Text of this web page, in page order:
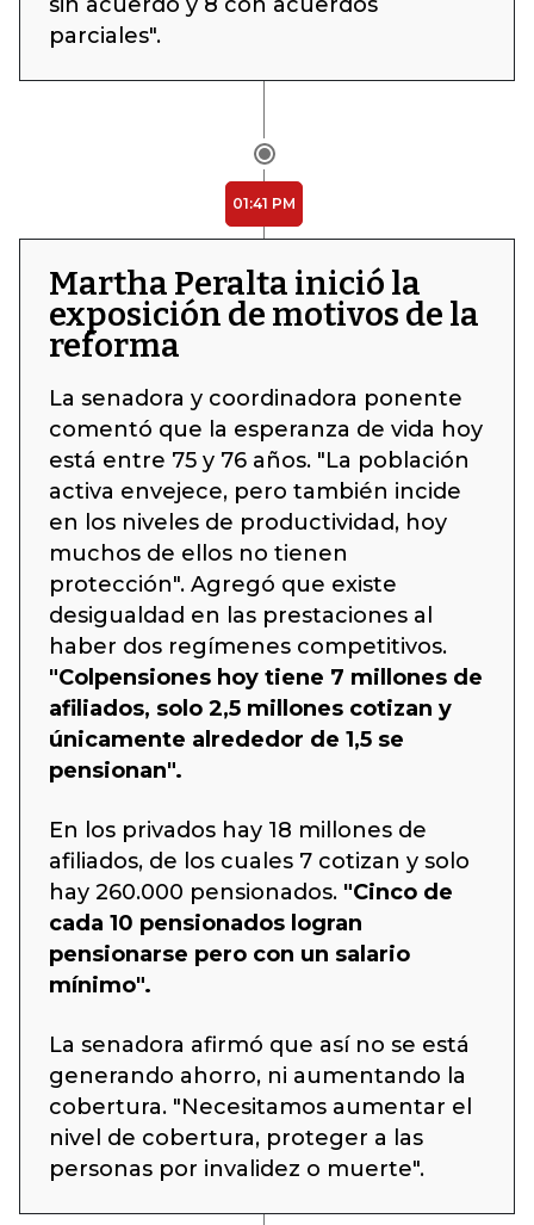
parciales".
01:41 PM
Martha Peralta inició la
exposición de motivos de la
reforma
La senadora y coordinadora ponente
comentó que la esperanza de vida hoy
está entre 75 y 76 años. "La población
activa envejece, pero también incide
en los niveles de productividad, hoy
muchos de ellos no tienen
protección". Agregó que existe
desigualdad en las prestaciones al
haber dos regímenes competitivos.
"Colpensiones hoy tiene 7 millones de
afiliados, solo 2,5 millones cotizan y
únicamente alrededor de 1,5 se
pensionan".
En los privados hay 18 millones de
afiliados, de los cuales 7 cotizan y solo
hay 260.000 pensionados. "Cinco de
cada 10 pensionados logran
pensionarse pero con un salario
mínimo".
La senadora afirmó que así no se está
generando ahorro, ni aumentando la
cobertura. "Necesitamos aumentar el
nivel de cobertura, proteger a las
personas por invalidez o muerte".